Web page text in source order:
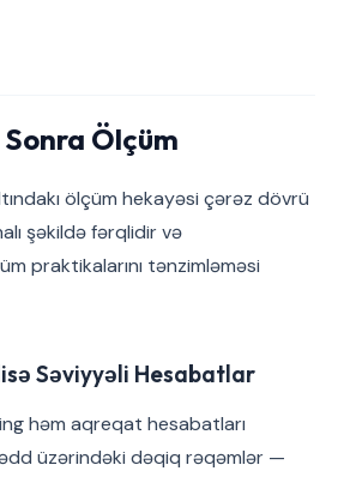
Ölçüm
ölçüm hekayəsi çərəz dövrü
şəkildə fərqlidir və
praktikalarını tənzimləməsi
Səviyyəli Hesabatlar
həm aqreqat hesabatları
üzərindəki dəqiq rəqəmlər —